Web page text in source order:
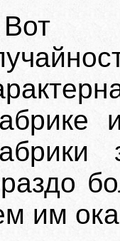
Вот
им